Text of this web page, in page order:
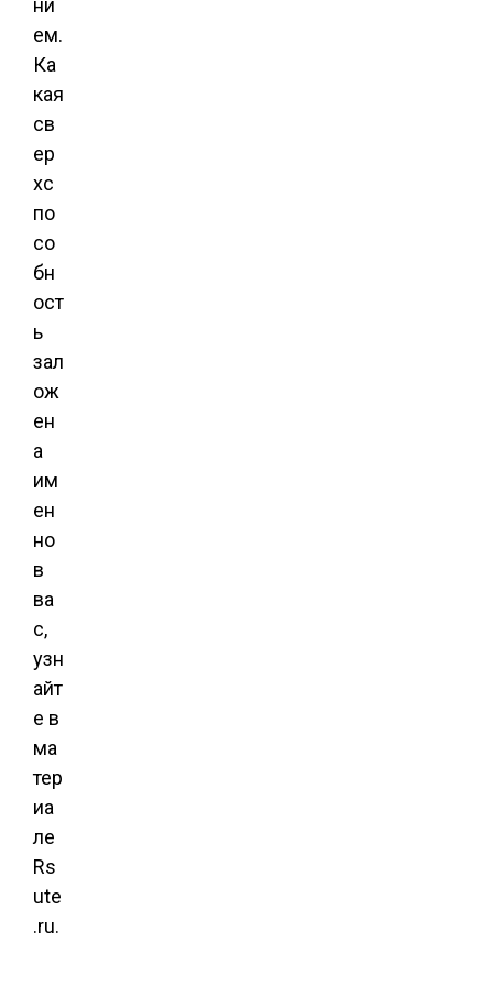
ни
ем.
Ка
кая
св
ер
хс
по
со
бн
ост
ь
зал
ож
ен
а
им
ен
но
в
ва
с,
узн
айт
е в
ма
тер
иа
ле
Rs
ute
.ru.